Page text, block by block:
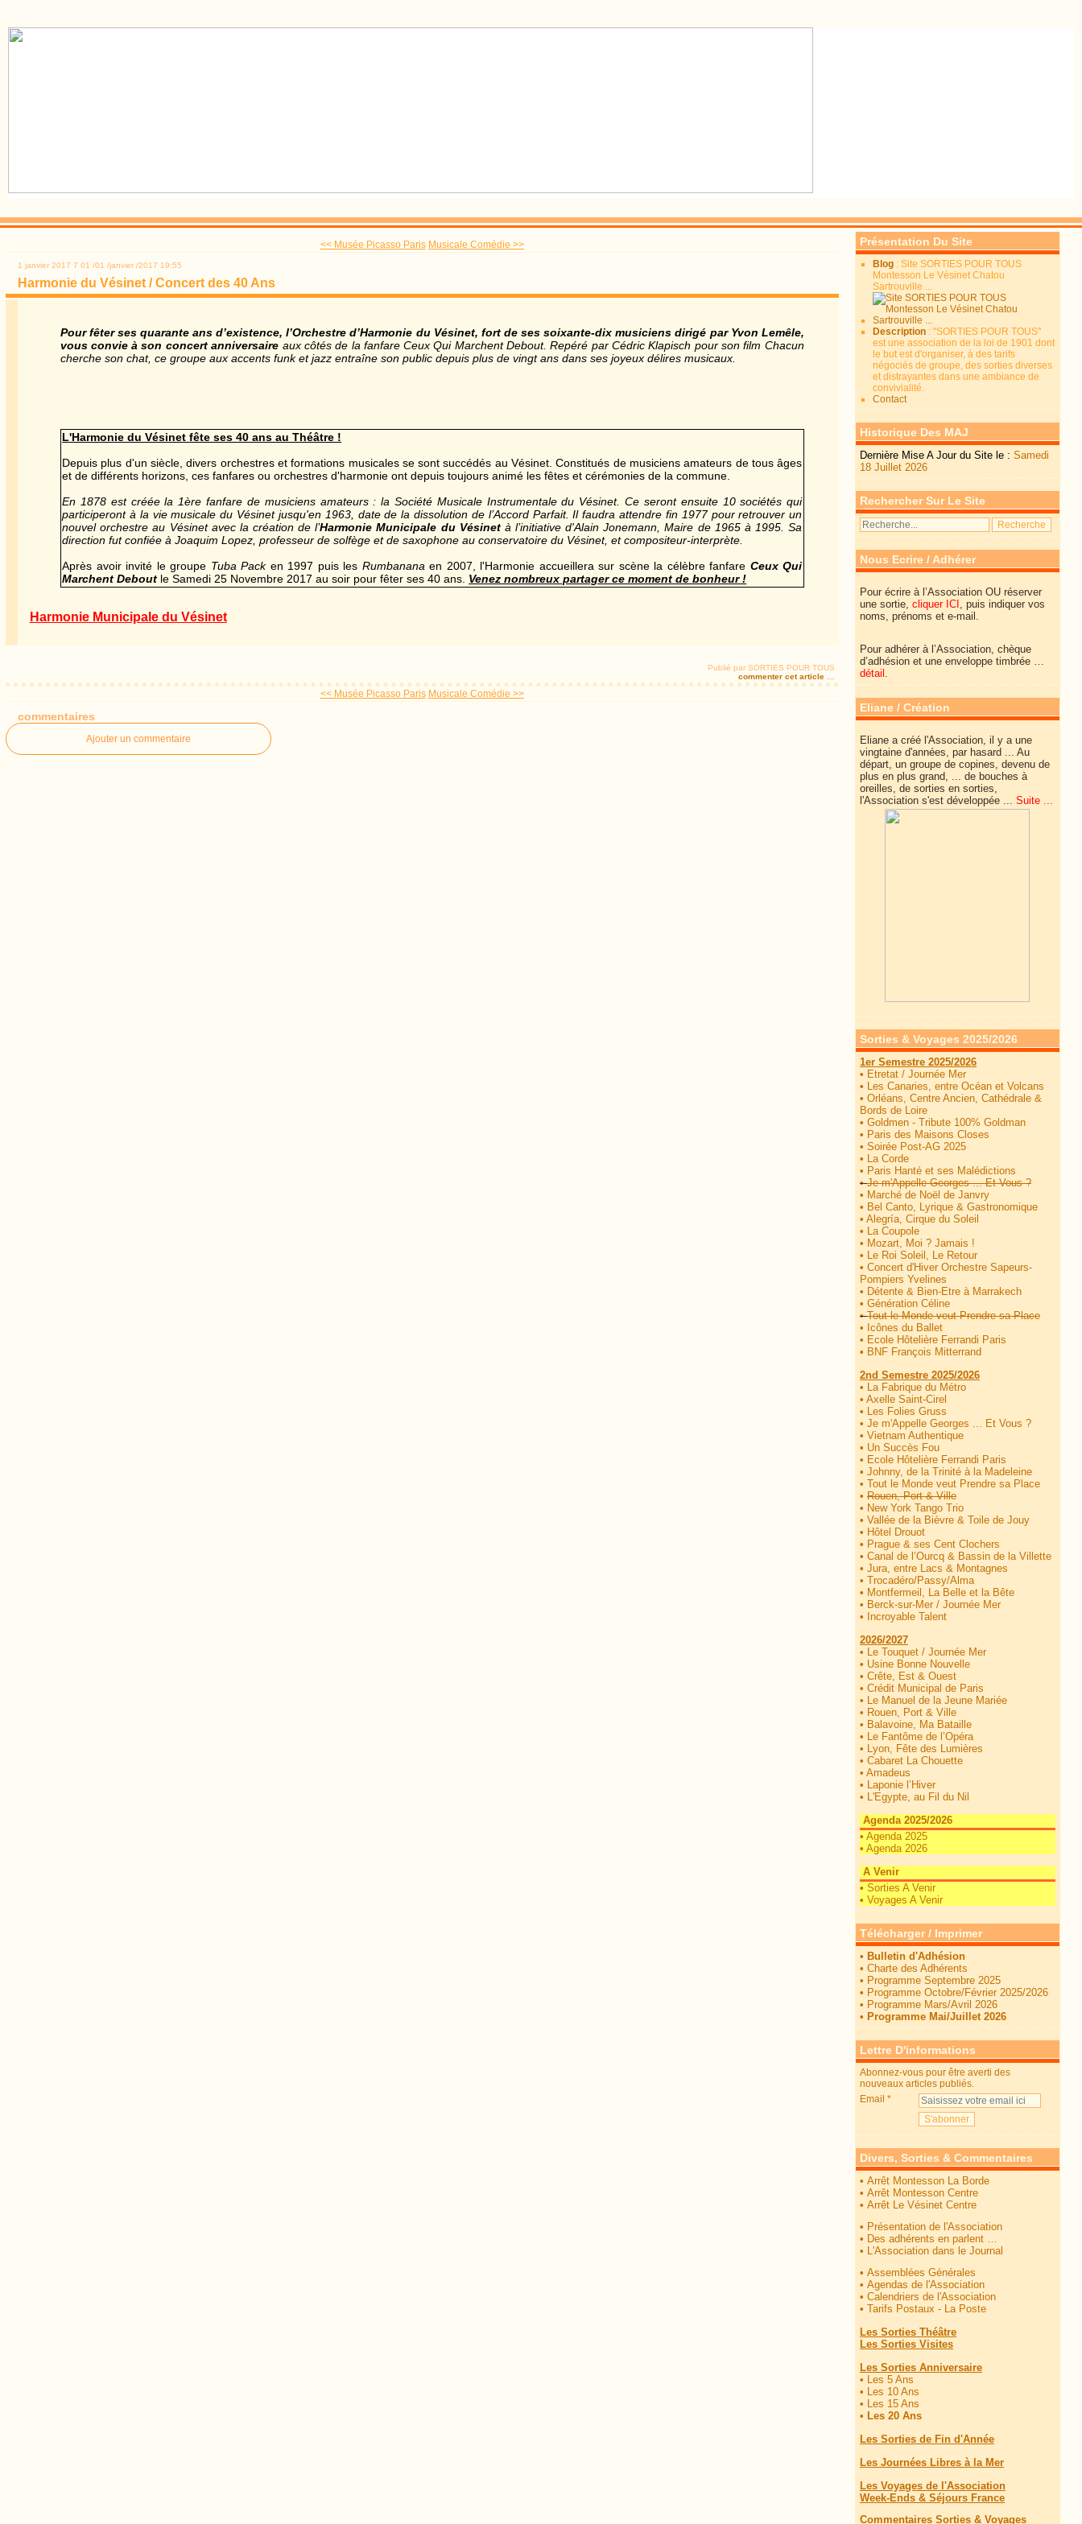
<< Musée Picasso Paris Musicale Comédie >>
1 janvier 2017 7 01 /01 /janvier /2017 19:55
Harmonie du Vésinet / Concert des 40 Ans
Pour fêter ses quarante ans d’existence, l’Orchestre d’Harmonie du Vésinet, fort de ses soixante-dix musiciens dirigé par Yvon Lemêle,
vous convie à son concert anniversaire aux côtés de la fanfare Ceux Qui Marchent Debout. Repéré par Cédric Klapisch pour son film Chacun
cherche son chat, ce groupe aux accents funk et jazz entraîne son public depuis plus de vingt ans dans ses joyeux délires musicaux.
L'Harmonie du Vésinet fête ses 40 ans au Théâtre !
Depuis plus d'un siècle, divers orchestres et formations musicales se sont succédés au Vésinet. Constitués de musiciens amateurs de tous âges
et de différents horizons, ces fanfares ou orchestres d'harmonie ont depuis toujours animé les fêtes et cérémonies de la commune.
En 1878 est créée la 1ère fanfare de musiciens amateurs : la Société Musicale Instrumentale du Vésinet. Ce seront ensuite 10 sociétés qui
participeront à la vie musicale du Vésinet jusqu'en 1963, date de la dissolution de l’Accord Parfait. Il faudra attendre fin 1977 pour retrouver un
nouvel orchestre au Vésinet avec la création de l’Harmonie Municipale du Vésinetà l’initiative d'Alain Jonemann, Maire de 1965 à 1995. Sa
direction fut confiée à Joaquim Lopez, professeur de solfège et de saxophone au conservatoire du Vésinet, et compositeur-interprète.
Après avoir invité le groupe Tuba Packen 1997 puis les Rumbananaen 2007, l'Harmonie accueillera sur scène la célèbre fanfare Ceux Qui
Marchent Debout le Samedi 25 Novembre 2017 au soir pour fêter ses 40 ans. Venez nombreux partager ce moment de bonheur !
Harmonie Municipale du Vésinet
Publié par SORTIES POUR TOUS
commenter cet article
<< Musée Picasso Paris Musicale Comédie >>
commentaires
Ajouter un commentaire
Présentation Du Site
Blog : Site SORTIES POUR TOUS
Montesson Le Vésinet Chatou
Sartrouville ...
Description : "SORTIES POUR TOUS"
est une association de la loi de 1901 dont
le but est d'organiser, à des tarifs
négociés de groupe, des sorties diverses
et distrayantes dans une ambiance de
convivialité.
Contact
Historique Des MAJ
Dernière Mise A Jour du Site le :Samedi
18 Juillet 2026
Rechercher Sur Le Site
Nous Ecrire / Adhérer
Pour écrire à l’Association OU réserver
une sortie,cliquer ICI , puis indiquer vos
noms, prénoms et e-mail.
Pour adhérer à l’Association, chèque
d’adhésion et une enveloppe timbrée …
détail .
Eliane / Création
Eliane a créé l'Association, il y a une
vingtaine d'années, par hasard ... Au
départ, un groupe de copines, devenu de
plus en plus grand, ... de bouches à
oreilles, de sorties en sorties,
l'Association s'est développée ...Suite ...
Sorties & Voyages 2025/2026
1er Semestre 2025/2026
• Etretat / Journée Mer
• Les Canaries, entre Océan et Volcans
• Orléans, Centre Ancien, Cathédrale &
Bords de Loire
• Goldmen - Tribute 100% Goldman
• Paris des Maisons Closes
• Soirée Post-AG 2025
• La Corde
• Paris Hanté et ses Malédictions
• Je m'Appelle Georges ... Et Vous ?
• Marché de Noël de Janvry
• Bel Canto, Lyrique & Gastronomique
• Alegría, Cirque du Soleil
• La Coupole
• Mozart, Moi ? Jamais !
• Le Roi Soleil, Le Retour
• Concert d'Hiver Orchestre Sapeurs-
Pompiers Yvelines
• Détente & Bien-Etre à Marrakech
• Génération Céline
• Tout le Monde veut Prendre sa Place
• Icônes du Ballet
• Ecole Hôtelière Ferrandi Paris
• BNF François Mitterrand
2nd Semestre 2025/2026
• La Fabrique du Métro
• Axelle Saint-Cirel
• Les Folies Gruss
• Je m'Appelle Georges ... Et Vous ?
• Vietnam Authentique
• Un Succès Fou
• Ecole Hôtelière Ferrandi Paris
• Johnny, de la Trinité à la Madeleine
• Tout le Monde veut Prendre sa Place
• Rouen, Port & Ville
• New York Tango Trio
• Vallée de la Bièvre & Toile de Jouy
• Hôtel Drouot
• Prague & ses Cent Clochers
• Canal de l’Ourcq & Bassin de la Villette
• Jura, entre Lacs & Montagnes
• Trocadéro/Passy/Alma
• Montfermeil, La Belle et la Bête
• Berck-sur-Mer / Journée Mer
•
Incroyable Talent
2026/2027
• Le Touquet / Journée Mer
• Usine Bonne Nouvelle
• Crête, Est & Ouest
• Crédit Municipal de Paris
• Le Manuel de la Jeune Mariée
• Rouen, Port & Ville
• Balavoine, Ma Bataille
• Le Fantôme de l’Opéra
• Lyon, Fête des Lumières
• Cabaret La Chouette
• Amadeus
• Laponie l’Hiver
• L'Egypte, au Fil du Nil
Agenda 2025/2026
• Agenda 2025
• Agenda 2026
A Venir
• Sorties A Venir
• Voyages A Venir
Télécharger / Imprimer
• Bulletin d'Adhésion
• Charte des Adhérents
• Programme Septembre 2025
• Programme Octobre/Février 2025/2026
• Programme Mars/Avril 2026
• Programme Mai/Juillet 2026
Lettre D'informations
Abonnez-vous pour être averti des
nouveaux articles publiés.
Email
Divers, Sorties & Commentaires
• Arrêt Montesson La Borde
• Arrêt Montesson Centre
• Arrêt Le Vésinet Centre
• Présentation de l'Association
• Des adhérents en parlent …
• L'Association dans le Journal
• Assemblées Générales
• Agendas de l'Association
• Calendriers de l'Association
• Tarifs Postaux - La Poste
Les Sorties Théâtre
Les Sorties Visites
Les Sorties Anniversaire
• Les 5 Ans
• Les 10 Ans
• Les 15 Ans
• Les 20 Ans
Les Sorties de Fin d'Année
Les Journées Libres à la Mer
Les Voyages de l'Association
Week-Ends & Séjours France
Commentaires Sorties & Voyages